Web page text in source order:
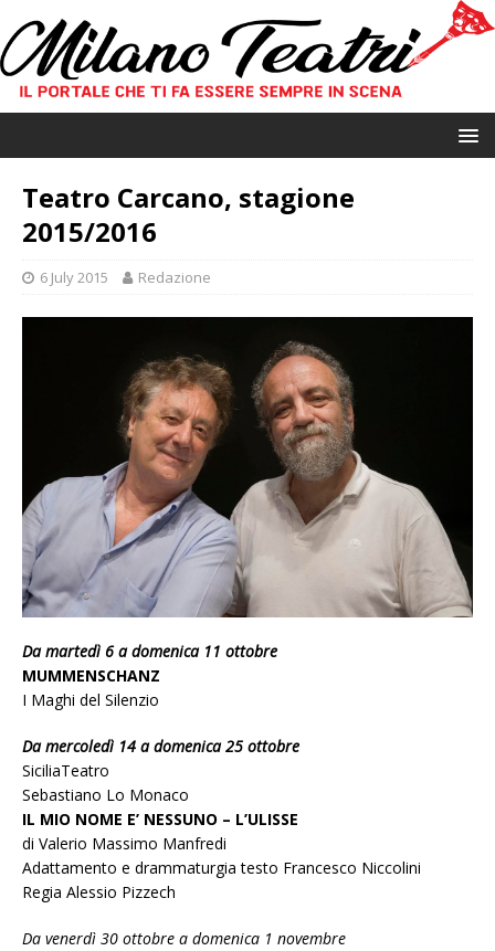
Teatro Carcano, stagione
2015/2016
6 July 2015 Redazione
Da martedì 6 a domenica 11 ottobre
MUMMENSCHANZ
I Maghi del Silenzio
Da mercoledì 14 a domenica 25 ottobre
SiciliaTeatro
Sebastiano Lo Monaco
IL MIO NOME E’ NESSUNO – L’ULISSE
di Valerio Massimo Manfredi
Adattamento e drammaturgia testo Francesco Niccolini
Regia Alessio Pizzech
Da venerdì 30 ottobre a domenica 1 novembre